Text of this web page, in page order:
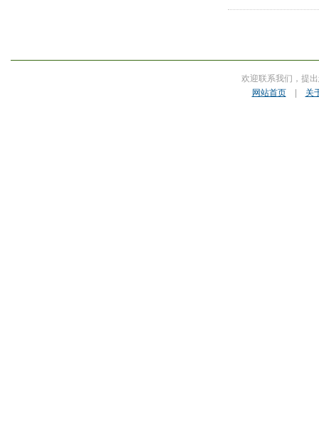
欢迎联系我们，提
网站首页| 关